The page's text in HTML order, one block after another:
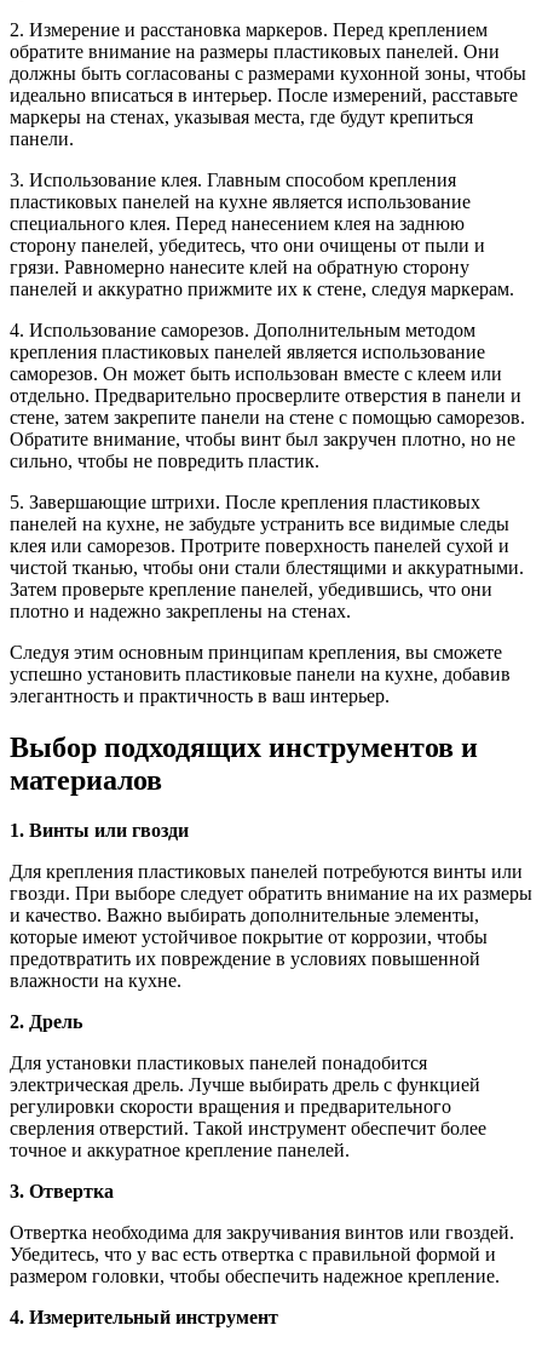
2. Измерение и расстановка маркеров. Перед креплением
обратите внимание на размеры пластиковых панелей. Они
должны быть согласованы с размерами кухонной зоны, чтобы
идеально вписаться в интерьер. После измерений, расставьте
маркеры на стенах, указывая места, где будут крепиться
панели.
3. Использование клея. Главным способом крепления
пластиковых панелей на кухне является использование
специального клея. Перед нанесением клея на заднюю
сторону панелей, убедитесь, что они очищены от пыли и
грязи. Равномерно нанесите клей на обратную сторону
панелей и аккуратно прижмите их к стене, следуя маркерам.
4. Использование саморезов. Дополнительным методом
крепления пластиковых панелей является использование
саморезов. Он может быть использован вместе с клеем или
отдельно. Предварительно просверлите отверстия в панели и
стене, затем закрепите панели на стене с помощью саморезов.
Обратите внимание, чтобы винт был закручен плотно, но не
сильно, чтобы не повредить пластик.
5. Завершающие штрихи. После крепления пластиковых
панелей на кухне, не забудьте устранить все видимые следы
клея или саморезов. Протрите поверхность панелей сухой и
чистой тканью, чтобы они стали блестящими и аккуратными.
Затем проверьте крепление панелей, убедившись, что они
плотно и надежно закреплены на стенах.
Следуя этим основным принципам крепления, вы сможете
успешно установить пластиковые панели на кухне, добавив
элегантность и практичность в ваш интерьер.
Выбор подходящих инструментов и
материалов
1. Винты или гвозди
Для крепления пластиковых панелей потребуются винты или
гвозди. При выборе следует обратить внимание на их размеры
и качество. Важно выбирать дополнительные элементы,
которые имеют устойчивое покрытие от коррозии, чтобы
предотвратить их повреждение в условиях повышенной
влажности на кухне.
2. Дрель
Для установки пластиковых панелей понадобится
электрическая дрель. Лучше выбирать дрель с функцией
регулировки скорости вращения и предварительного
сверления отверстий. Такой инструмент обеспечит более
точное и аккуратное крепление панелей.
3. Отвертка
Отвертка необходима для закручивания винтов или гвоздей.
Убедитесь, что у вас есть отвертка с правильной формой и
размером головки, чтобы обеспечить надежное крепление.
4. Измерительный инструмент